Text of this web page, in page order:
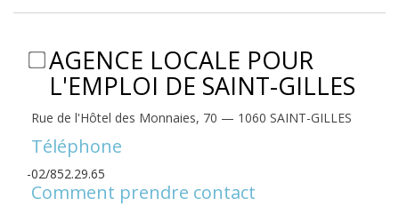
AGENCE LOCALE POUR
L'EMPLOI DE SAINT-GILLES
Rue de l'Hôtel des Monnaies, 70 — 1060 SAINT-GILLES
Téléphone
02/852.29.65
Comment prendre contact